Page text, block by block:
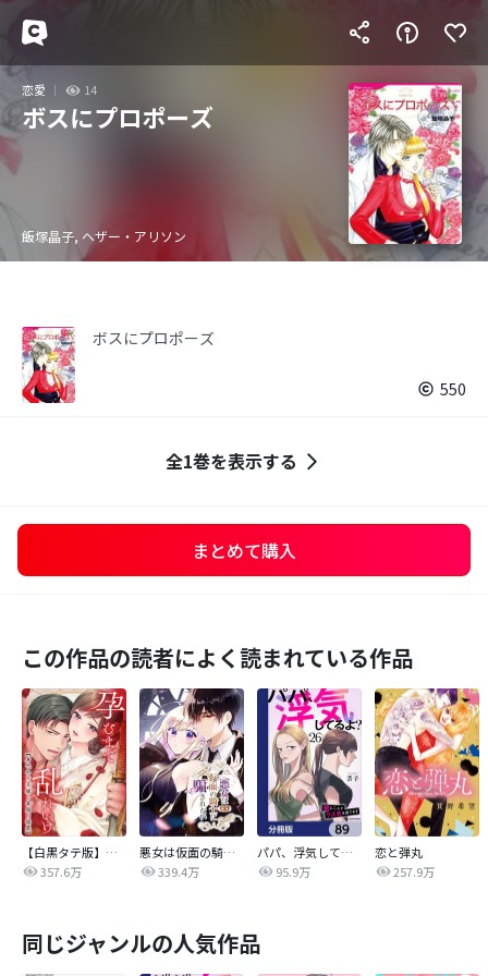
恋愛 14
ボスにプロポーズ
飯塚晶子, ヘザー・アリソン
ボスにプロポーズ
550
全1巻を表示する
まとめて購入
この作品の読者によく読まれている作品
【白黒タテ版】孕むまで乱れいけ～身代わり花嫁と軍服の猛愛
357.6万
悪女は仮面の騎士に騙されない
339.4万
パパ、浮気してるよ？娘と二人でクズ夫を捨てます【分冊版】
95.9万
恋と弾丸
257.9万
同じジャンルの人気作品